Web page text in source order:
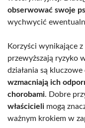
obserwować swoje
wychwycić
Korzyści wynikające z
przewyższają ryzyko
działania są
wzmacniają ich
chorobami. Dobre
właścicieli mogą
ważnym krokiem w